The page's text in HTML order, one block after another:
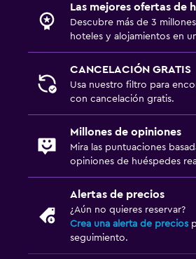
Las mejores ofertas de
Descubre más de 3
hoteles y alojamientos en
CANCELACIÓN GRATIS
Usa nuestro filtro para
con cancelación gratis.
Millones de opiniones
Mira las puntuaciones
opiniones de huéspedes
Alertas de precios
¿Aún no quieres reservar?
Crea una alerta de precios
seguimiento.